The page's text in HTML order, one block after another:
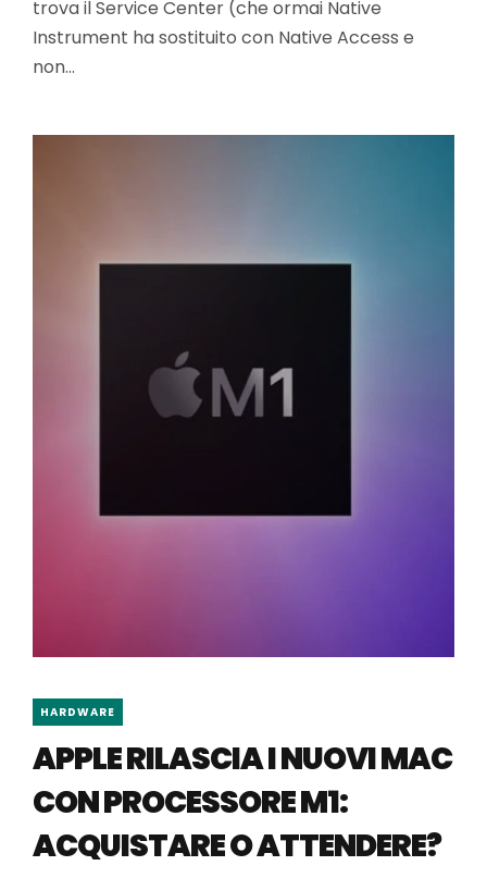
trova il Service Center (che ormai Native
Instrument ha sostituito con Native Access e
non…
HARDWARE
APPLE RILASCIA I NUOVI MAC
CON PROCESSORE M1:
ACQUISTARE O ATTENDERE?